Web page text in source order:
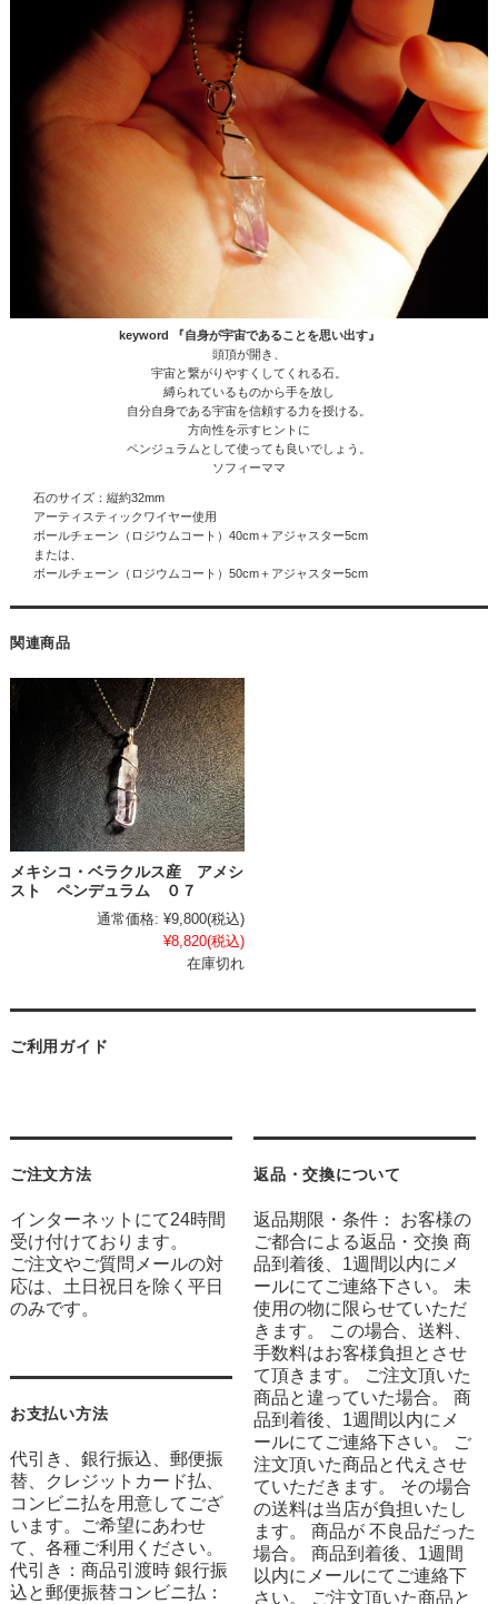
keyword 『自身が宇宙であることを思い出す』
頭頂が開き、
宇宙と繋がりやすくしてくれる石。
縛られているものから手を放し
自分自身である宇宙を信頼する力を授ける。
方向性を示すヒントに
ペンジュラムとして使っても良いでしょう。
ソフィーママ
石のサイズ：縦約32mm
アーティスティックワイヤー使用
ボールチェーン（ロジウムコート）40cm＋アジャスター5cm
または、
ボールチェーン（ロジウムコート）50cm＋アジャスター5cm
関連商品
メキシコ・ベラクルス産 アメシ
スト ペンデュラム ０７
通常価格: ¥9,800(税込)
¥8,820(税込)
在庫切れ
ご利用ガイド
ご注文方法
インターネットにて24時間
受け付けております。
ご注文やご質問メールの対
応は、土日祝日を除く平日
のみです。
お支払い方法
代引き、銀行振込、郵便振
替、クレジットカード払、
コンビニ払を用意してござ
います。ご希望にあわせ
て、各種ご利用ください。
代引き：商品引渡時 銀行振
込と郵便振替コンビニ払：
返品・交換について
返品期限・条件： お客様の
ご都合による返品・交換 商
品到着後、1週間以内にメ
ールにてご連絡下さい。 未
使用の物に限らせていただ
きます。 この場合、送料、
手数料はお客様負担とさせ
て頂きます。 ご注文頂いた
商品と違っていた場合。 商
品到着後、1週間以内にメ
ールにてご連絡下さい。 ご
注文頂いた商品と代えさせ
ていただきます。 その場合
の送料は当店が負担いたし
ます。 商品が 不良品だった
場合。 商品到着後、1週間
以内にメールにてご連絡下
さい。 ご注文頂いた商品と